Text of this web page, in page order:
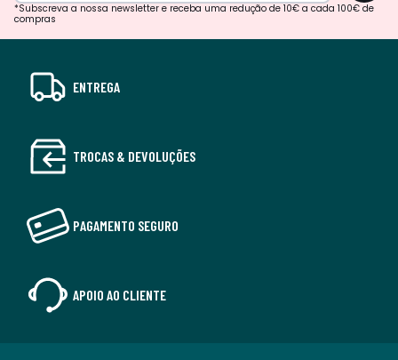
*Subscreva a nossa newsletter e receba uma redução de 10€ a cada 100€ de
compras
ENTREGA
TROCAS & DEVOLUÇÕES
PAGAMENTO SEGURO
APOIO AO CLIENTE